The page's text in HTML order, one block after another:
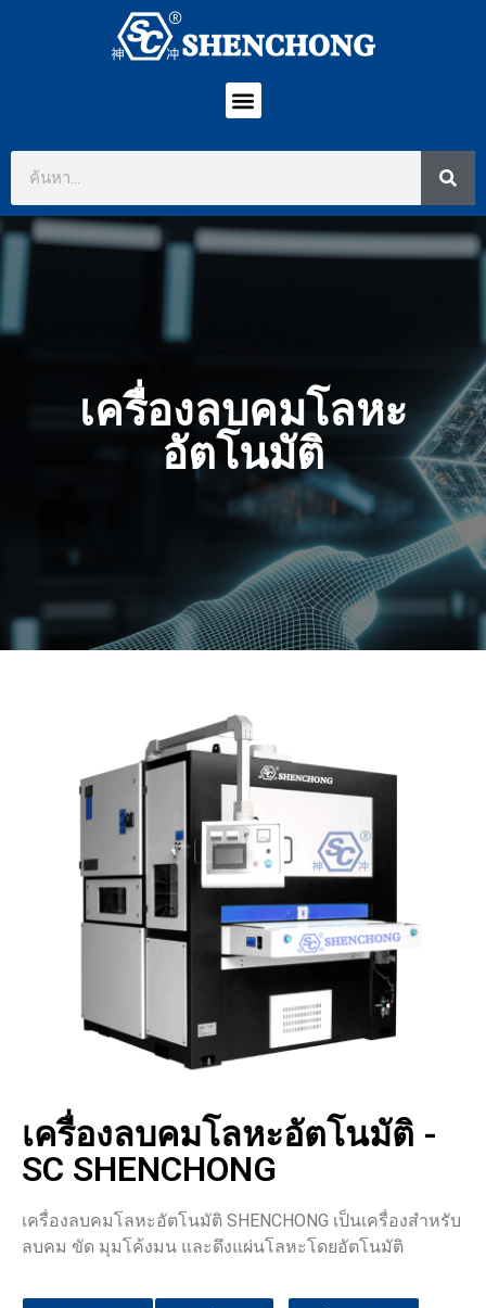
เครื่องลบคมโลหะ
อัตโนมัติ
เครื่องลบคมโลหะอัตโนมัติ -
SC SHENCHONG
เครื่องลบคมโลหะอัตโนมัติ SHENCHONG เป็นเครื่องสำหรับ
ลบคม ขัด มุมโค้งมน และดึงแผ่นโลหะโดยอัตโนมัติ